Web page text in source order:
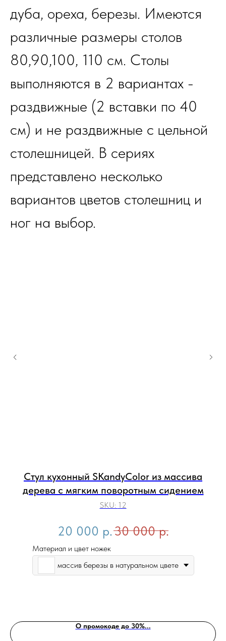
дуба, ореха, березы. Имеются
различные размеры столов
80,90,100, 110 см. Столы
выполняются в 2 вариантах -
раздвижные (2 вставки по 40
см) и не раздвижные с цельной
столешницей. В сериях
представлено несколько
вариантов цветов столешниц и
ног на выбор.
Стул кухонный SKandyColor из массива
дерева с мягким поворотным сидением
SKU: 12
20 000 р.30 000 р.
Материал и цвет ножек
массив березы в натуральном цвете
О промокоде до 30%...